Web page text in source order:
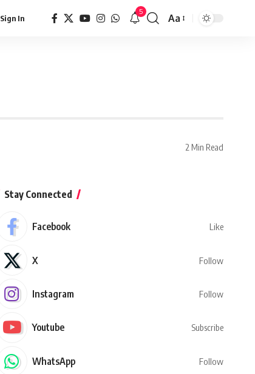
Sign In
5
Aa
2 Min Read
Stay Connected
Facebook Like
X Follow
Instagram Follow
Youtube Subscribe
WhatsApp Follow